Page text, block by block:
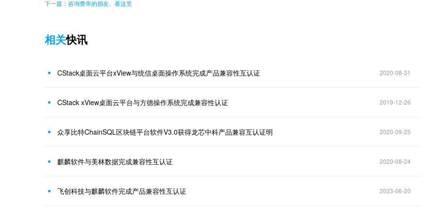
下一篇：咨询费率的朋友。看这里
相关快讯
CStack桌面云平台xView与统信桌面操作系统完成产品兼容性互认证 2020-08-31
CStack xView桌面云平台与方德操作系统完成兼容性认证 2019-12-26
众享比特ChainSQL区块链平台软件V3.0获得龙芯中科产品兼容互认证明 2020-09-25
麒麟软件与美林数据完成兼容性互认证 2020-08-24
飞创科技与麒麟软件完成产品兼容性互认证 2023-06-20